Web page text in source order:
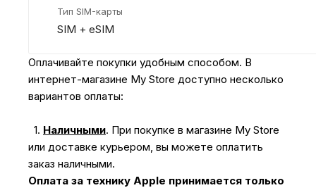
Тип SIM-карты
SIM + eSIM
Оплачивайте покупки удобным способом. В
интернет-магазине My Store доступно несколько
вариантов оплаты:
1. Наличными. При покупке в магазине My Store
или доставке курьером, вы можете оплатить
заказ наличными.
Оплата за технику Apple принимается только